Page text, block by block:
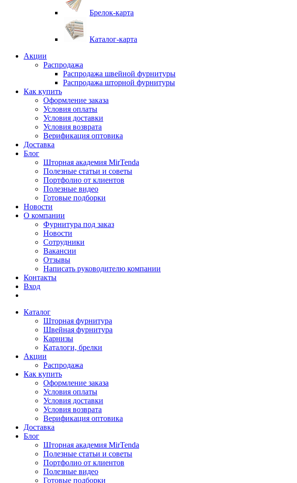
Брелок-карта
Каталог-карта
Акции
Распродажа
Распродажа швейной фурнитуры
Распродажа шторной фурнитуры
Как купить
Оформление заказа
Условия оплаты
Условия доставки
Условия возврата
Верификация оптовика
Доставка
Блог
Шторная академия MirTenda
Полезные статьи и советы
Портфолио от клиентов
Полезные видео
Готовые подборки
Новости
О компании
Фурнитура под заказ
Новости
Сотрудники
Вакансии
Отзывы
Написать руководителю компании
Контакты
Вход
Каталог
Шторная фурнитура
Швейная фурнитура
Карнизы
Каталоги, брелки
Акции
Распродажа
Как купить
Оформление заказа
Условия оплаты
Условия доставки
Условия возврата
Верификация оптовика
Доставка
Блог
Шторная академия MirTenda
Полезные статьи и советы
Портфолио от клиентов
Полезные видео
Готовые подборки